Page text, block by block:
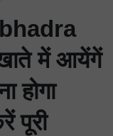
में आयेंगें
होगा
पूरी